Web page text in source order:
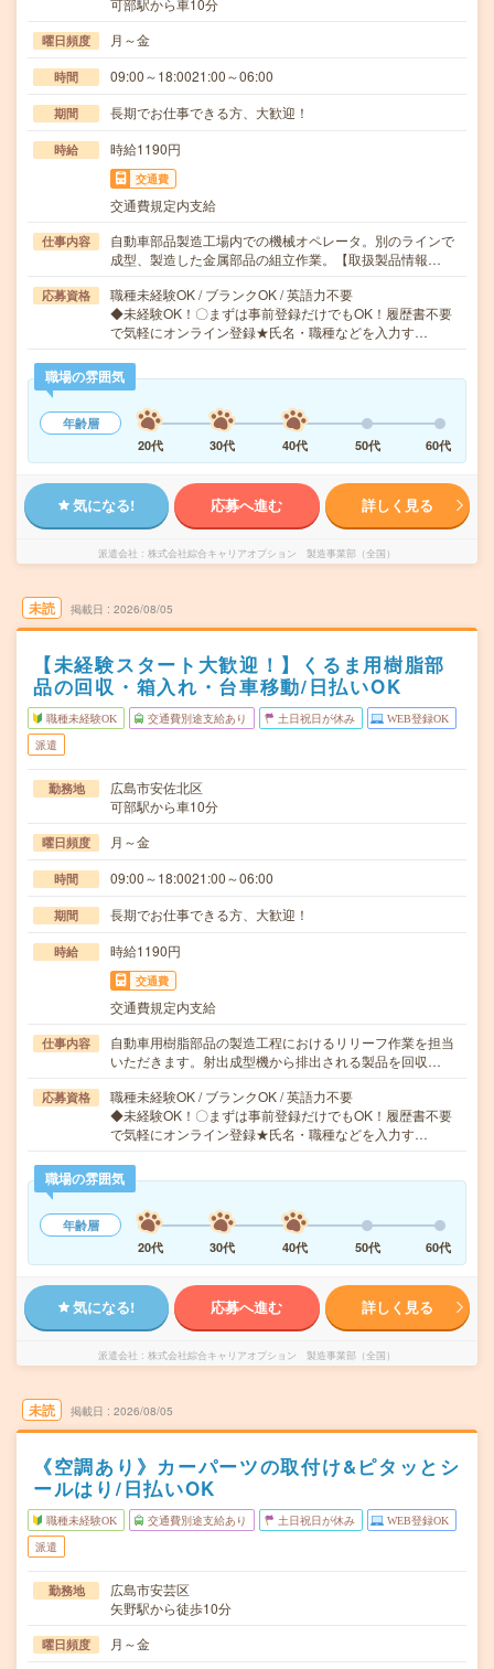
可部駅から車10分
曜日頻度 月～金
時間 09:00～18:0021:00～06:00
期間 長期でお仕事できる方、大歓迎！
時給 時給1190円
交通費
交通費規定内支給
仕事内容
自動車部品製造工場内での機械オペレータ。別のラインで
成型、製造した金属部品の組立作業。【取扱製品情報…
応募資格
職種未経験OK / ブランクOK / 英語力不要
◆未経験OK！〇まずは事前登録だけでもOK！履歴書不要
で気軽にオンライン登録★氏名・職種などを入力す…
職場の雰囲気
年齢層
20代
30代 40代 50代 60代
気になる! 応募へ進む 詳しく見る
派遣会社 株式会社綜合キャリアオプション 製造事業部（全国）
未読 掲載日 2026/08/05
【未経験スタート大歓迎！】くるま用樹脂部
品の回収・箱入れ・台車移動/日払いOK
職種未経験OK 交通費別途支給あり 土日祝日が休み WEB登録OK
派遣
勤務地
広島市安佐北区
可部駅から車10分
曜日頻度 月～金
時間 09:00～18:0021:00～06:00
期間 長期でお仕事できる方、大歓迎！
時給 時給1190円
交通費
交通費規定内支給
仕事内容
自動車用樹脂部品の製造工程におけるリリーフ作業を担当
いただきます。射出成型機から排出される製品を回収…
応募資格
職種未経験OK / ブランクOK / 英語力不要
◆未経験OK！〇まずは事前登録だけでもOK！履歴書不要
で気軽にオンライン登録★氏名・職種などを入力す…
職場の雰囲気
年齢層
20代
30代 40代 50代 60代
気になる! 応募へ進む 詳しく見る
派遣会社 株式会社綜合キャリアオプション 製造事業部（全国）
未読 掲載日 2026/08/05
《空調あり》カーパーツの取付け&ピタッとシ
ールはり/日払いOK
職種未経験OK 交通費別途支給あり 土日祝日が休み WEB登録OK
派遣
勤務地
広島市安芸区
矢野駅から徒歩10分
曜日頻度 月～金